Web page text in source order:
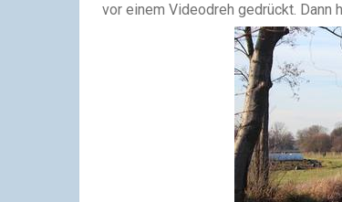
vor einem Videodreh gedrückt. Dann